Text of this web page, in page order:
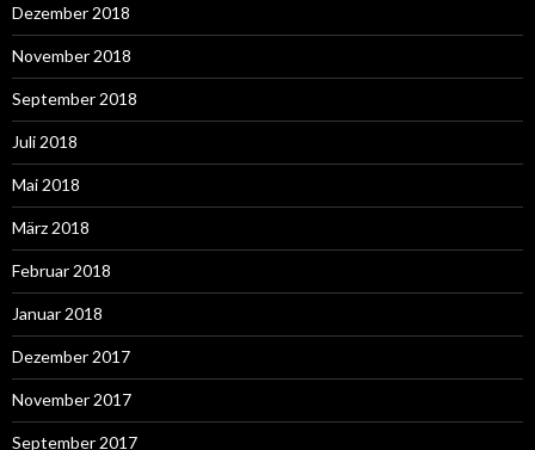
Dezember 2018
November 2018
September 2018
Juli 2018
Mai 2018
März 2018
Februar 2018
Januar 2018
Dezember 2017
November 2017
September 2017